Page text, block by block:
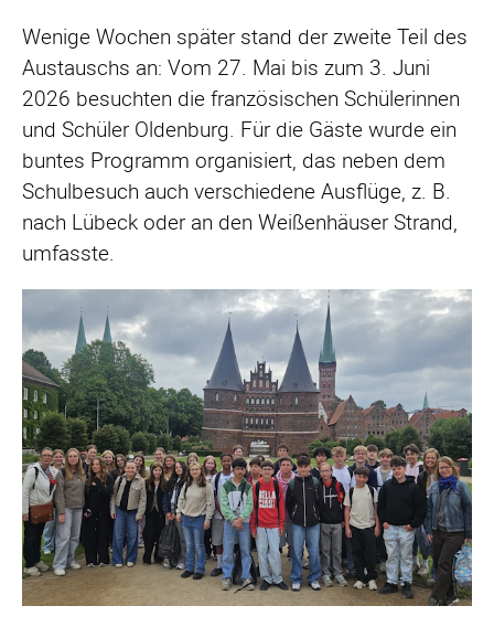
Wenige Wochen später stand der zweite Teil des
Austauschs an: Vom 27. Mai bis zum 3. Juni
2026 besuchten die französischen Schülerinnen
und Schüler Oldenburg. Für die Gäste wurde ein
buntes Programm organisiert, das neben dem
Schulbesuch auch verschiedene Ausflüge, z. B.
nach Lübeck oder an den Weißenhäuser Strand,
umfasste.